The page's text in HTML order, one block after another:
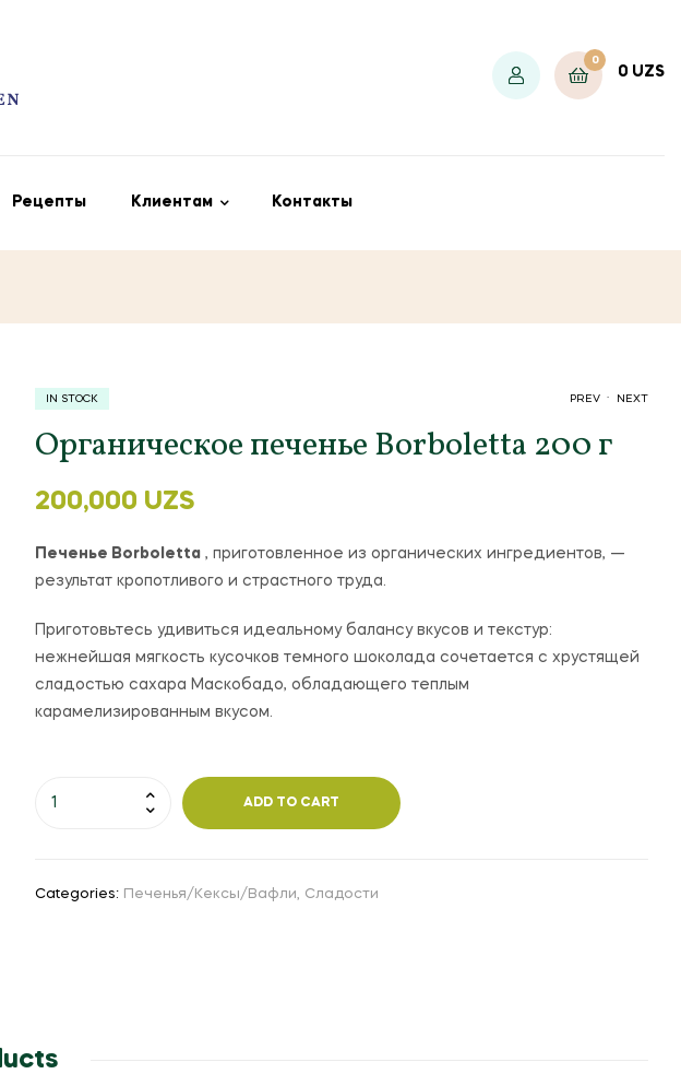
0
0 UZS
Рецепты Клиентам Контакты
PREV NEXT
IN STOCK
Органическое печенье Borboletta 200 г
200,000 UZS
Печенье Borboletta , приготовленное из органических ингредиентов, —
результат кропотливого и страстного труда.
Приготовьтесь удивиться идеальному балансу вкусов и текстур:
нежнейшая мягкость кусочков темного шоколада сочетается с хрустящей
сладостью сахара Маскобадо, обладающего теплым
карамелизированным вкусом.
ADD TO CART
Categories: Печенья/Кексы/Вафли, Сладости